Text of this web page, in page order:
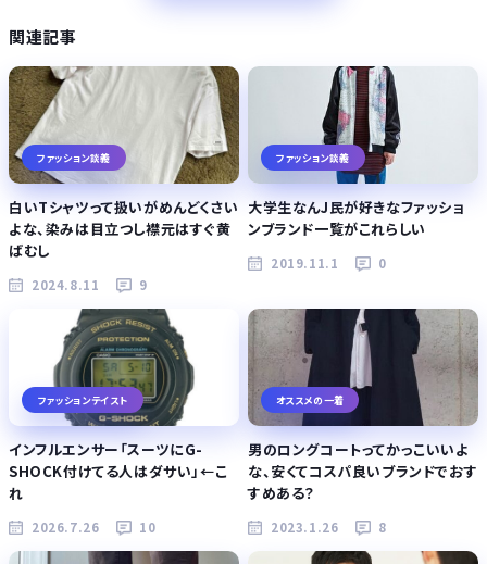
関連記事
ファッション談義
白いTシャツって扱いがめんどくさい
よな、染みは目立つし襟元はすぐ黄
ばむし
2024.8.11 9
ファッション談義
大学生なんJ民が好きなファッショ
ンブランド一覧がこれらしい
2019.11.1 0
ファッションテイスト
インフルエンサー「スーツにG-
SHOCK付けてる人はダサい」←こ
れ
2026.7.26 10
オススメの一着
男のロングコートってかっこいいよ
な、安くてコスパ良いブランドでおす
すめある？
2023.1.26 8